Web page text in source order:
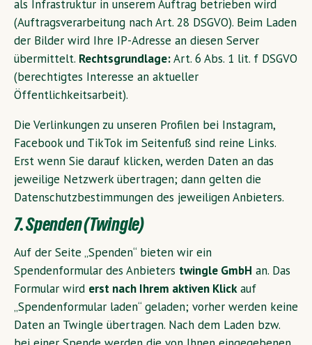
als Infrastruktur in unserem Auftrag betrieben wird
(Auftragsverarbeitung nach Art. 28 DSGVO). Beim Laden
der Bilder wird Ihre IP-Adresse an diesen Server
übermittelt. Rechtsgrundlage:Art. 6 Abs. 1 lit. f DSGVO
(berechtigtes Interesse an aktueller
Öffentlichkeitsarbeit).
Die Verlinkungen zu unseren Profilen bei Instagram,
Facebook und TikTok im Seitenfuß sind reine Links.
Erst wenn Sie darauf klicken, werden Daten an das
jeweilige Netzwerk übertragen; dann gelten die
Datenschutzbestimmungen des jeweiligen Anbieters.
7. Spenden (Twingle)
Auf der Seite „Spenden“ bieten wir ein
Spendenformular des Anbieters twingle GmbH an. Das
Formular wird erst nach Ihrem aktiven Klickauf
„Spendenformular laden“ geladen; vorher werden keine
Daten an Twingle übertragen. Nach dem Laden bzw.